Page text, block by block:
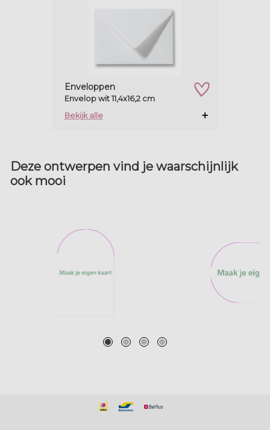
zet op verlanglijstje
Enveloppen
Envelop wit 11,4x16,2 cm
Bekijk alle
Deze ontwerpen vind je waarschijnlijk
ook mooi